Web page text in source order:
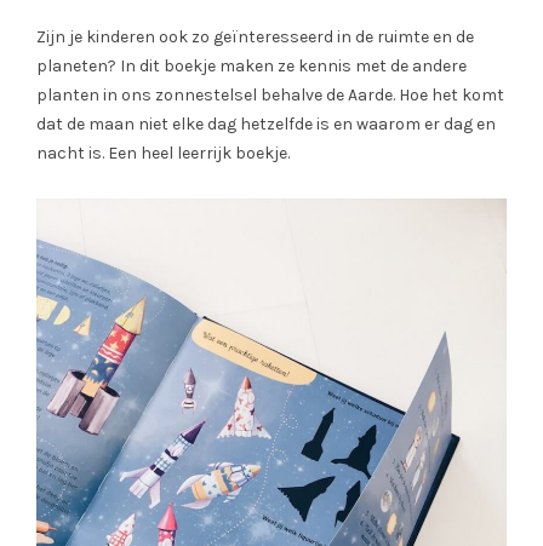
Zijn je kinderen ook zo geïnteresseerd in de ruimte en de
planeten? In dit boekje maken ze kennis met de andere
planten in ons zonnestelsel behalve de Aarde. Hoe het komt
dat de maan niet elke dag hetzelfde is en waarom er dag en
nacht is. Een heel leerrijk boekje.